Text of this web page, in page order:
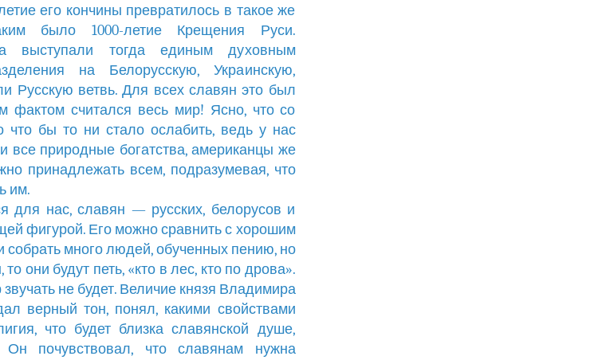
его кончины превратилось в такое же
было 1000-летие Крещения Руси.
выступали тогда единым духовным
на Белорусскую, Украинскую,
Русскую ветвь. Для всех славян это был
фактом считался весь мир! Ясно, что со
что бы то ни стало ослабить, ведь у нас
все природные богатства, американцы же
принадлежать всем, подразумевая, что
им.
для нас, славян — русских, белорусов и
фигурой. Его можно сравнить с хорошим
собрать много людей, обученных пению, но
они будут петь, «кто в лес, кто по дрова».
не будет. Величие князя Владимира
верный тон, понял, какими свойствами
что будет близка славянской душе,
Он почувствовал, что славянам нужна